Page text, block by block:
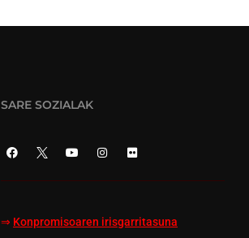
SARE SOZIALAK
⇒ Konpromisoaren irisgarritasuna